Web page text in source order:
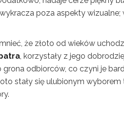
poza aspekty wizualne;
że złoto od wieków
, korzystały z jego
grona odbiorców, co czyni je
stały się ulubionym